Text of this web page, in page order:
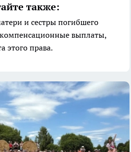
также:
и сестры погибшего
выплаты,
этого права.